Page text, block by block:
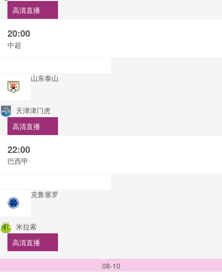
高清直播
20:00
中超
山东泰山
天津津门虎
高清直播
22:00
巴西甲
克鲁塞罗
米拉索
高清直播
08-10